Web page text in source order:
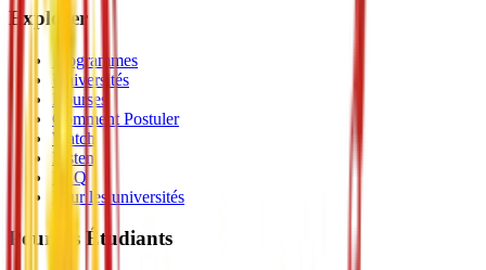
Explorer
Programmes
Universités
Bourses
Comment Postuler
Watch
Listen
FAQ
Pour les universités
Pour les Étudiants